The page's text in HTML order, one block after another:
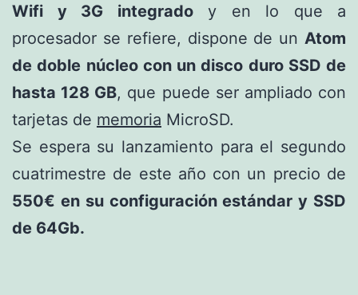
Wifi y 3G integradoy en lo que a
procesador se refiere, dispone de un Atom
de doble núcleo con un disco duro SSD de
hasta 128 GB, que puede ser ampliado con
tarjetas de memoria MicroSD.
Se espera su lanzamiento para el segundo
cuatrimestre de este año con un precio de
550€ en su configuración estándar y SSD
de 64Gb.